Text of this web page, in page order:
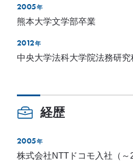
2005 年
熊本大学文学部卒業
2012 年
中央大学法科大学院法務研究
経歴
2005 年
株式会社NTTドコモ入社（～